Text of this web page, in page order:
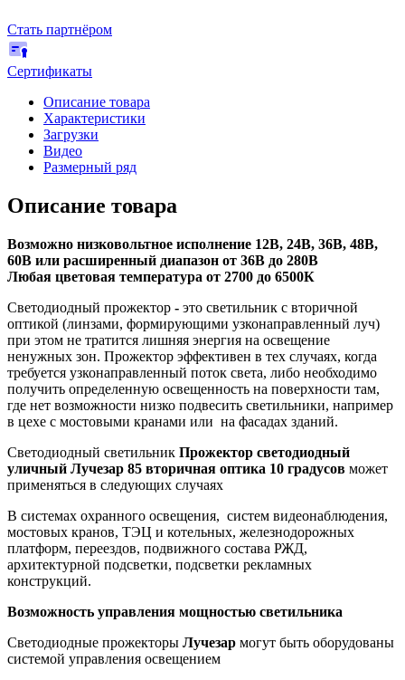
Стать партнёром
Сертификаты
Описание товара
Характеристики
Загрузки
Видео
Размерный ряд
Описание товара
Возможно низковольтное исполнение 12В, 24В, 36В, 48В,
60В или расширенный диапазон от 36В до 280В
Любая цветовая температура от 2700 до 6500К
Светодиодный прожектор - это светильник с вторичной
оптикой (линзами, формирующими узконаправленный луч)
при этом не тратится лишняя энергия на освещение
ненужных зон. Прожектор эффективен в тех случаях, когда
требуется узконаправленный поток света, либо необходимо
получить определенную освещенность на поверхности там,
где нет возможности низко подвесить светильники, например
в цехе с мостовыми кранами или на фасадах зданий.
Светодиодный светильник Прожектор светодиодный
уличный Лучезар 85 вторичная оптика 10 градусов может
применяться в следующих случаях
В системах охранного освещения, систем видеонаблюдения,
мостовых кранов, ТЭЦ и котельных, железнодорожных
платформ, переездов, подвижного состава РЖД,
архитектурной подсветки, подсветки рекламных
конструкций.
Возможность управления мощностью светильника
Светодиодные прожекторы Лучезар могут быть оборудованы
системой управления освещением